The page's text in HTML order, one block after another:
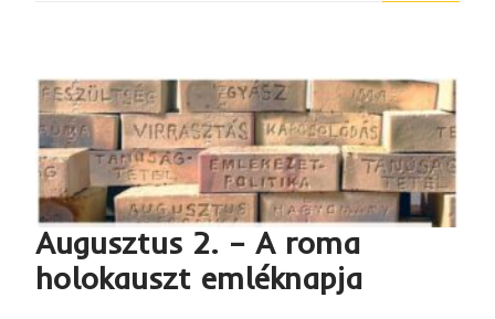
Augusztus 2. – A roma
holokauszt emléknapja